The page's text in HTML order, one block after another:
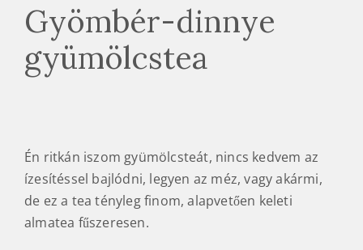
Gyömbér-dinnye
gyümölcstea
Én ritkán iszom gyümölcsteát, nincs kedvem az
ízesítéssel bajlódni, legyen az méz, vagy akármi,
de ez a tea tényleg finom, alapvetően keleti
almatea fűszeresen.